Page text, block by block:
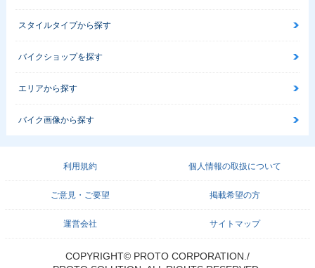
スタイルタイプから探す
バイクショップを探す
エリアから探す
バイク画像から探す
利用規約 個人情報の取扱について
ご意見・ご要望 掲載希望の方
運営会社 サイトマップ
COPYRIGHT© PROTO CORPORATION./